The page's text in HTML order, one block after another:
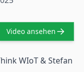
Video ansehen
WIoT & Stefan